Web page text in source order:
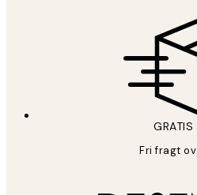
GRATIS
Fri fragt